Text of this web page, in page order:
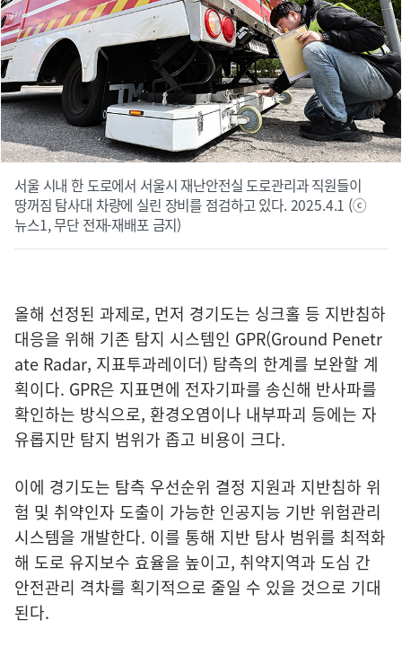
서울 시내 한 도로에서 서울시 재난안전실 도로관리과 직원들이
땅꺼짐 탐사대 차량에 실린 장비를 점검하고 있다. 2025.4.1 (ⓒ
뉴스1, 무단 전재-재배포 금지)
올해 선정된 과제로, 먼저 경기도는 싱크홀 등 지반침하
대응을 위해 기존 탐지 시스템인 GPR(Ground Penetr
ate Radar, 지표투과레이더) 탐측의 한계를 보완할 계
획이다. GPR은 지표면에 전자기파를 송신해 반사파를
확인하는 방식으로, 환경오염이나 내부파괴 등에는 자
유롭지만 탐지 범위가 좁고 비용이 크다.
이에 경기도는 탐측 우선순위 결정 지원과 지반침하 위
험 및 취약인자 도출이 가능한 인공지능 기반 위험관리
시스템을 개발한다. 이를 통해 지반 탐사 범위를 최적화
해 도로 유지보수 효율을 높이고, 취약지역과 도심 간
안전관리 격차를 획기적으로 줄일 수 있을 것으로 기대
된다.